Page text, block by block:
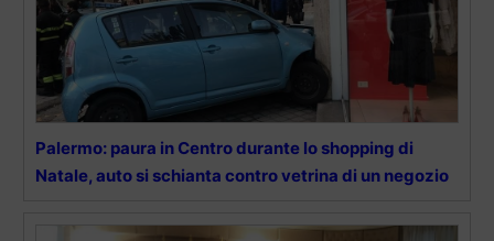
Palermo: paura in Centro durante lo shopping di
Natale, auto si schianta contro vetrina di un negozio